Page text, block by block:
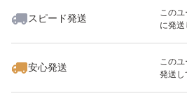
スピード発送
この
に発
安心発送
この
発送し